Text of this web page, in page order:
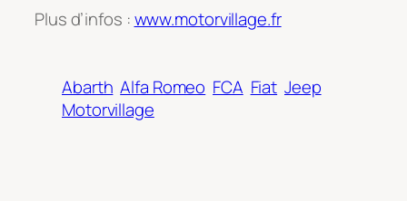
Plus d’infos :www.motorvillage.fr
Abarth Alfa Romeo FCA Fiat Jeep
Motorvillage